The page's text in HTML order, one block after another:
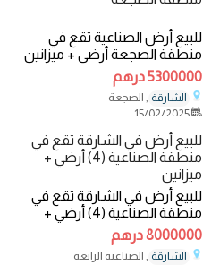
للبيع أرض الصناعية تقع في
منطقة الصجعة أرضي + ميزانين
تتكون من 5 شبرات + مكتبين +
حمامات + مطبخ + سكن
5300000 درهم
الشارقة , الصجعة
15/02/2025
للبيع أرض في الشارقة تقع في
منطقة الصناعية (4) أرضي +
ميزانين
للبيع أرض في الشارقة تقع في
منطقة الصناعية (4) أرضي +
ميزانين تتكون من مستودعات
وكراج للسيارات
8000000 درهم
الشارقة , الصناعية الرابعة